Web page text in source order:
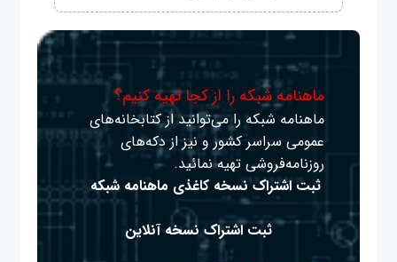
ماهنامه شبکه را از کجا تهیه کنیم؟
ماهنامه شبکه را می‌توانید از کتابخانه‌های
عمومی سراسر کشور و نیز از دکه‌های
روزنامه‌فروشی تهیه نمائید.
ثبت اشتراک نسخه کاغذی ماهنامه شبکه
ثبت اشتراک نسخه آنلاین